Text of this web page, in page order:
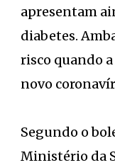
apresentam
diabetes.
risco quando
novo
Segundo o
Ministério da